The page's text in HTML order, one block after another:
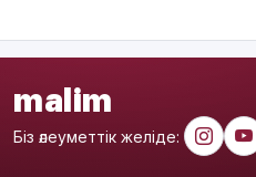
malim
Біз әлеуметтік желіде: